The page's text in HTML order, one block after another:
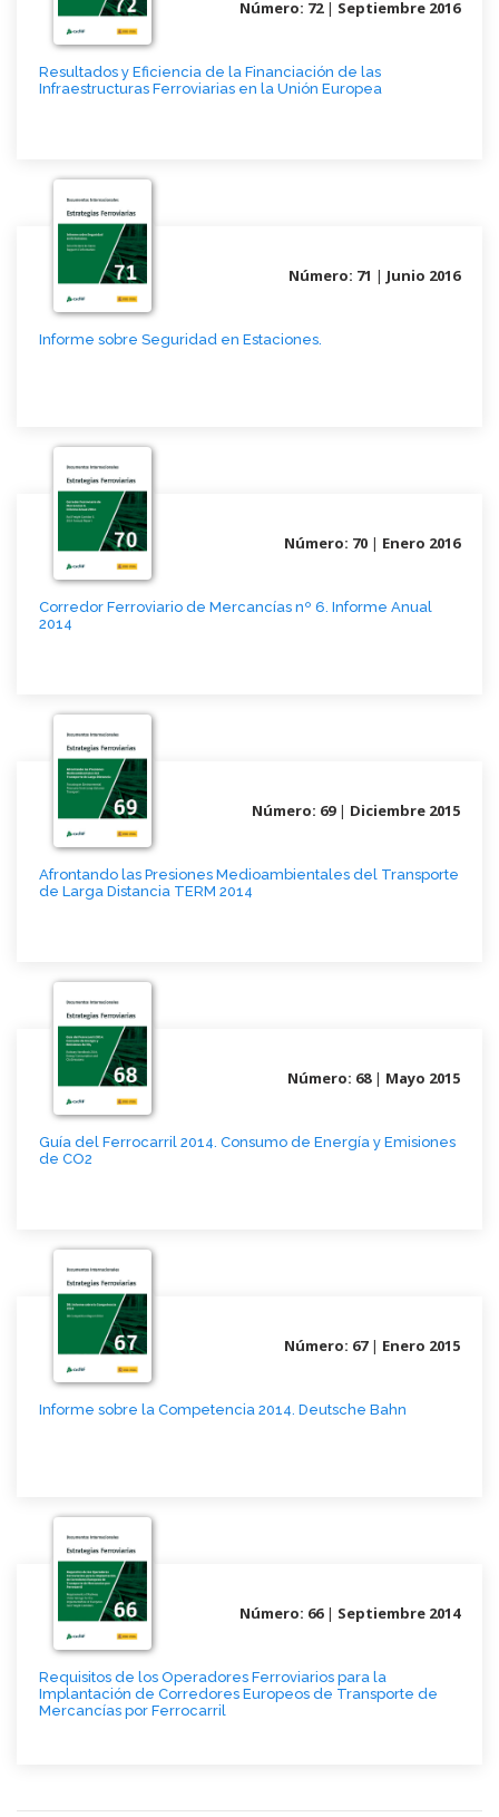
Número: 72| Septiembre 2016
Resultados y Eficiencia de la Financiación de las
Infraestructuras Ferroviarias en la Unión Europea
Número: 71 | Junio 2016
Informe sobre Seguridad en Estaciones.
Número: 70 | Enero 2016
Corredor Ferroviario de Mercancías nº 6. Informe Anual
2014
Número: 69| Diciembre 2015
Afrontando las Presiones Medioambientales del Transporte
de Larga Distancia TERM 2014
Número: 68| Mayo 2015
Guía del Ferrocarril 2014. Consumo de Energía y Emisiones
de CO2
Número: 67| Enero 2015
Informe sobre la Competencia 2014. Deutsche Bahn
Número: 66| Septiembre 2014
Requisitos de los Operadores Ferroviarios para la
Implantación de Corredores Europeos de Transporte de
Mercancías por Ferrocarril